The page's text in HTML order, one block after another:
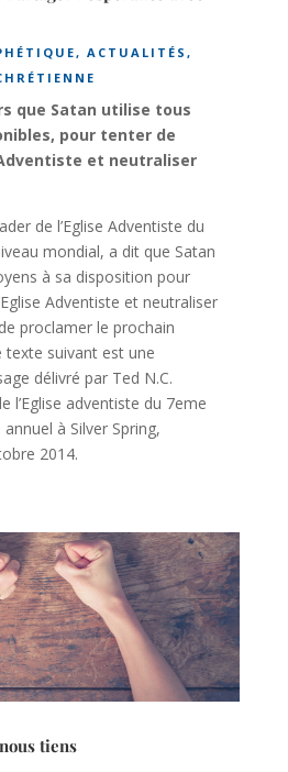
, ACTUALITÉS ,
que Satan utilise tous
pour tenter de
et neutraliser
de l’Eglise Adventiste du
mondial, a dit que Satan
à sa disposition pour
Adventiste et neutraliser
proclamer le prochain
texte suivant est une
délivré par Ted N.C.
l’Eglise adventiste du 7eme
à Silver Spring,
2014.
tiens